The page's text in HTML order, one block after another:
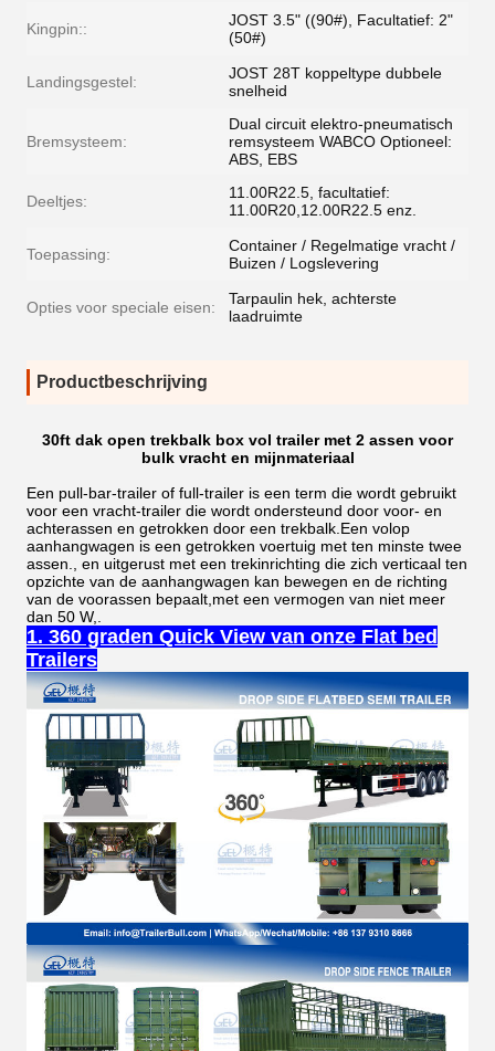
Kingpin::
JOST 3.5" ((90#), Facultatief: 2"
(50#)
Landingsgestel:
JOST 28T koppeltype dubbele
snelheid
Bremsysteem:
Dual circuit elektro-pneumatisch
remsysteem WABCO Optioneel:
ABS, EBS
Deeltjes:
11.00R22.5, facultatief:
11.00R20,12.00R22.5 enz.
Toepassing:
Container / Regelmatige vracht /
Buizen / Logslevering
Opties voor speciale eisen:
Tarpaulin hek, achterste
laadruimte
Productbeschrijving
30ft dak open trekbalk box vol trailer met 2 assen voor
bulk vracht en mijnmateriaal
Een pull-bar-trailer of full-trailer is een term die wordt gebruikt
voor een vracht-trailer die wordt ondersteund door voor- en
achterassen en getrokken door een trekbalk.Een volop
aanhangwagen is een getrokken voertuig met ten minste twee
assen., en uitgerust met een trekinrichting die zich verticaal ten
opzichte van de aanhangwagen kan bewegen en de richting
van de voorassen bepaalt,met een vermogen van niet meer
dan 50 W,.
1. 360 graden Quick View van onze Flat bed
Trailers